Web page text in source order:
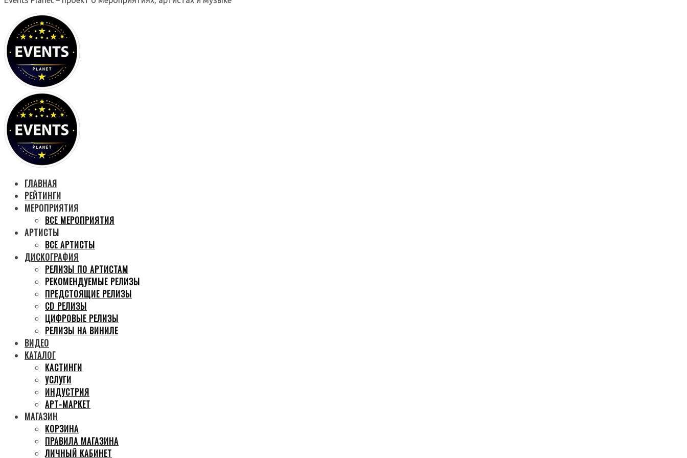
ГЛАВНАЯ
РЕЙТИНГИ
МЕРОПРИЯТИЯ
ВСЕ МЕРОПРИЯТИЯ
АРТИСТЫ
ВСЕ АРТИСТЫ
ДИСКОГРАФИЯ
РЕЛИЗЫ ПО АРТИСТАМ
РЕКОМЕНДУЕМЫЕ РЕЛИЗЫ
ПРЕДСТОЯЩИЕ РЕЛИЗЫ
CD РЕЛИЗЫ
ЦИФРОВЫЕ РЕЛИЗЫ
РЕЛИЗЫ НА ВИНИЛЕ
ВИДЕО
КАТАЛОГ
КАСТИНГИ
УСЛУГИ
ИНДУСТРИЯ
АРТ-МАРКЕТ
МАГАЗИН
КОРЗИНА
ПРАВИЛА МАГАЗИНА
ЛИЧНЫЙ КАБИНЕТ